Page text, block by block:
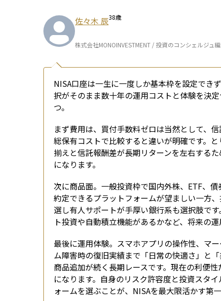
佐々木 辰38歳
株式会社MONOINVESTMENT / 投資のコンシェルジュ
NISA口座は一生に一度しか基本枠を設定でき
択がそのまま数十年の運用コストと体験を決
つ。
まず費用は、買付手数料ゼロは当然として、
総保有コストで比較すると違いが明確です。
揃えと信託報酬差が長期リターンを左右する
になります。
次に商品面。一般投資枠で国内外株、ETF、
約定できるプラットフォームが望ましい一方
選し有人サポートが手厚い銀行系も選択肢で
ト投資や自動積立機能があるかなど、将来の
最後に運用体験。スマホアプリの操作性、マ
ム障害時の復旧実績まで「日常の快適さ」と
商品追加が続く長期レースです。現在の利便
になります。自身のリスク許容度と投資スタ
ォームを選ぶことが、NISAを最大限活かす第